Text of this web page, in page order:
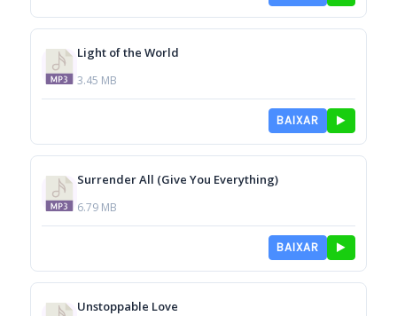
Light of the World
3.45 MB
BAIXAR
Surrender All (Give You Everything)
6.79 MB
BAIXAR
Unstoppable Love